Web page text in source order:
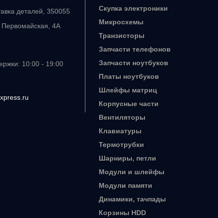
деталей, 350055
4А
10:00 - 19:00
Скупка электроники
Микросхемы
Транзисторы
Запчасти телефонов
Запчасти ноутбуков
Платы ноутбуков
Шлейфы матриц
Корпусные части
Вентиляторы
Клавиатуры
Термотрубки
Шарниры, петли
Модули и шлейфы
Модули памяти
Динамики, тачпады
Корзины HDD